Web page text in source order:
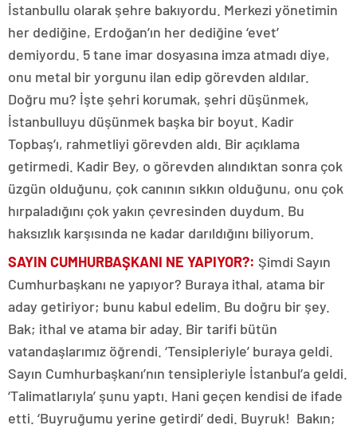
İstanbullu olarak şehre bakıyordu. Merkezi yönetimin
her dediğine, Erdoğan’ın her dediğine ‘evet’
demiyordu. 5 tane imar dosyasına imza atmadı diye,
onu metal bir yorgunu ilan edip görevden aldılar.
Doğru mu? İşte şehri korumak, şehri düşünmek,
İstanbulluyu düşünmek başka bir boyut. Kadir
Topbaş’ı, rahmetliyi görevden aldı. Bir açıklama
getirmedi. Kadir Bey, o görevden alındıktan sonra çok
üzgün olduğunu, çok canının sıkkın olduğunu, onu çok
hırpaladığını çok yakın çevresinden duydum. Bu
haksızlık karşısında ne kadar darıldığını biliyorum.
SAYIN CUMHURBAŞKANI NE YAPIYOR?: Şimdi Sayın
Cumhurbaşkanı ne yapıyor? Buraya ithal, atama bir
aday getiriyor; bunu kabul edelim. Bu doğru bir şey.
Bak; ithal ve atama bir aday. Bir tarifi bütün
vatandaşlarımız öğrendi. ‘Tensipleriyle’ buraya geldi.
Sayın Cumhurbaşkanı’nın tensipleriyle İstanbul’a geldi.
‘Talimatlarıyla’ şunu yaptı. Hani geçen kendisi de ifade
etti. ‘Buyruğumu yerine getirdi’ dedi. Buyruk! Bakın;